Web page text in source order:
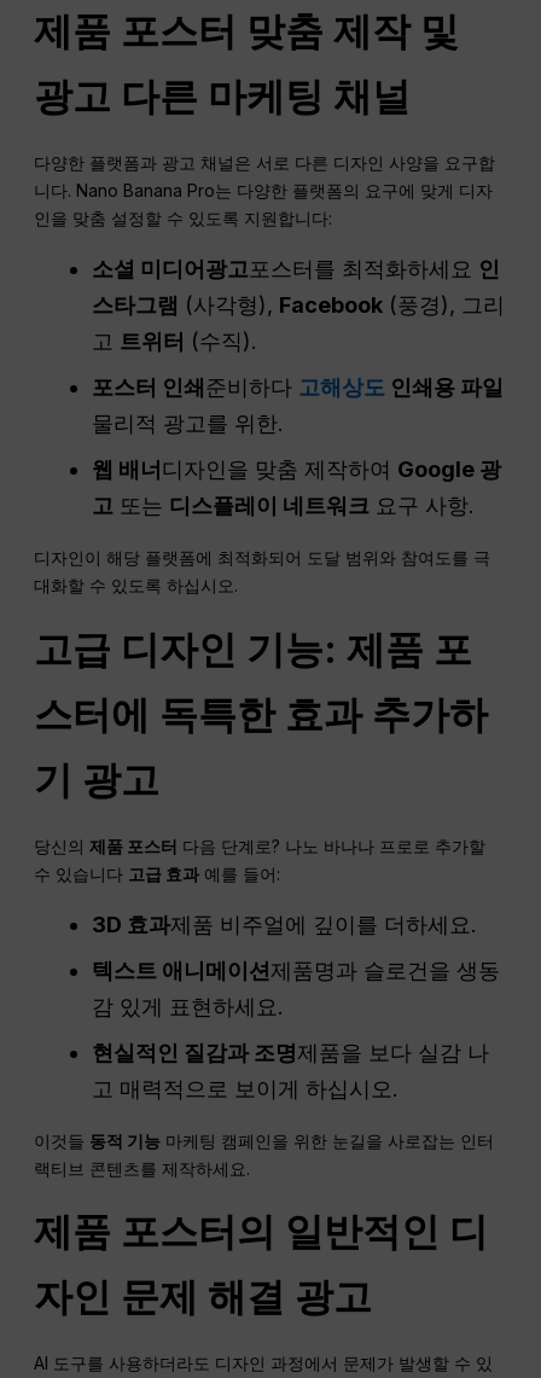
제품 포스터 맞춤 제작 및
광고 다른 마케팅 채널
다양한 플랫폼과 광고 채널은 서로 다른 디자인 사양을 요구합
니다. Nano Banana Pro는 다양한 플랫폼의 요구에 맞게 디자
인을 맞춤 설정할 수 있도록 지원합니다:
소셜 미디어 광고포스터를 최적화하세요 인
스타그램 (사각형), Facebook (풍경), 그리
고 트위터 (수직).
포스터 인쇄 준비하다 고해상도 인쇄용 파일
물리적 광고를 위한.
웹 배너 디자인을 맞춤 제작하여 Google 광
고 또는 디스플레이 네트워크 요구 사항.
디자인이 해당 플랫폼에 최적화되어 도달 범위와 참여도를 극
대화할 수 있도록 하십시오.
고급 디자인 기능: 제품 포
스터에 독특한 효과 추가하
기 광고
당신의제품 포스터 다음 단계로? 나노 바나나 프로로 추가할
수 있습니다 고급 효과 예를 들어:
3D 효과제품 비주얼에 깊이를 더하세요.
텍스트 애니메이션제품명과 슬로건을 생동
감 있게 표현하세요.
현실적인 질감과 조명제품을 보다 실감 나
고 매력적으로 보이게 하십시오.
이것들 동적 기능 마케팅 캠페인을 위한 눈길을 사로잡는 인터
랙티브 콘텐츠를 제작하세요.
제품 포스터의 일반적인 디
자인 문제 해결 광고
AI 도구를 사용하더라도 디자인 과정에서 문제가 발생할 수 있